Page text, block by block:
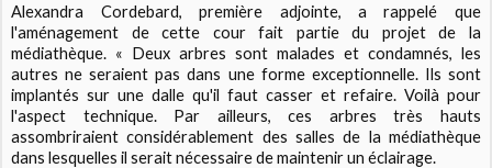
Alexandra Cordebard, première adjointe, a rappelé que
l'aménagement de cette cour fait partie du projet de la
médiathèque. « Deux arbres sont malades et condamnés, les
autres ne seraient pas dans une forme exceptionnelle. Ils sont
implantés sur une dalle qu'il faut casser et refaire. Voilà pour
l'aspect technique. Par ailleurs, ces arbres très hauts
assombriraient considérablement des salles de la médiathèque
dans lesquelles il serait nécessaire de maintenir un éclairage.